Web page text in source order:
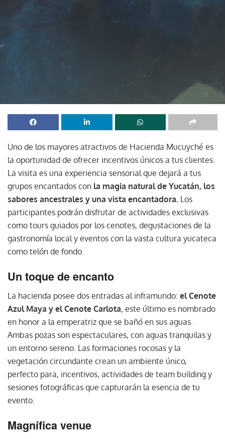
Uno de los mayores atractivos de Hacienda Mucuyché es
la oportunidad de ofrecer incentivos únicos a tus clientes.
La visita es una experiencia sensorial que dejará a tus
grupos encantados con la magia natural de Yucatán, los
sabores ancestrales y una vista encantadora. Los
participantes podrán disfrutar de actividades exclusivas
como tours guiados por los cenotes, degustaciones de la
gastronomía local y eventos con la vasta cultura yucateca
como telón de fondo.
Un toque de encanto
La hacienda posee dos entradas al inframundo: el Cenote
Azul Maya y el Cenote Carlota, este último es nombrado
en honor a la emperatriz que se bañó en sus aguas.
Ambas pozas son espectaculares, con aguas tranquilas y
un entorno sereno. Las formaciones rocosas y la
vegetación circundante crean un ambiente único,
perfecto para, incentivos, actividades de team building y
sesiones fotográficas que capturarán la esencia de tu
evento.
Magnífica venue